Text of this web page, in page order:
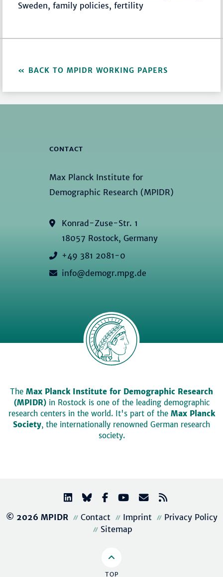
Sweden, family policies, fertility
BACK TO MPIDR WORKING PAPERS
CONTACT
Max Planck Institute for
Demographic Research (MPIDR)
Konrad-Zuse-Str. 1
18057 Rostock, Germany
+49 381 2081-0
info@demogr.mpg.de
The Max Planck Institute for Demographic Research
(MPIDR)in Rostock is one of the leading demographic
research centers in the world. It's part of the Max Planck
Society, the internationally renowned German research
society.
© 2026 MPIDR Contact Imprint
Privacy Policy
Sitemap
TOP